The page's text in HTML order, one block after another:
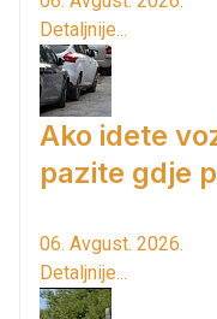
Detaljnije...
Ako idete
pazite gdje
06. Avgust. 2026.
Detaljnije...